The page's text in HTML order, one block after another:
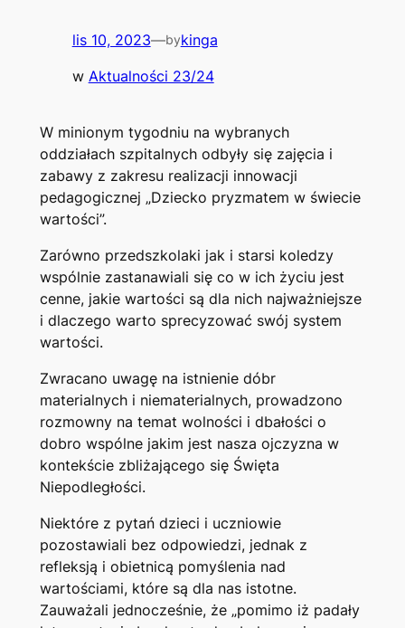
lis 10, 2023—bykinga
w Aktualności 23/24
W minionym tygodniu na wybranych
oddziałach szpitalnych odbyły się zajęcia i
zabawy z zakresu realizacji innowacji
pedagogicznej „Dziecko pryzmatem w świecie
wartości”.
Zarówno przedszkolaki jak i starsi koledzy
wspólnie zastanawiali się co w ich życiu jest
cenne, jakie wartości są dla nich najważniejsze
i dlaczego warto sprecyzować swój system
wartości.
Zwracano uwagę na istnienie dóbr
materialnych i niematerialnych, prowadzono
rozmowny na temat wolności i dbałości o
dobro wspólne jakim jest nasza ojczyzna w
kontekście zbliżającego się Święta
Niepodległości.
Niektóre z pytań dzieci i uczniowie
pozostawiali bez odpowiedzi, jednak z
refleksją i obietnicą pomyślenia nad
wartościami, które są dla nas istotne.
Zauważali jednocześnie, że „pomimo iż padały